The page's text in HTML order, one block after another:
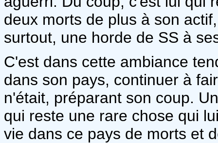
deux morts de plus à son
surtout, une horde de SS à
C'est dans cette ambiance
dans son pays, continuer à
n'était, préparant son coup.
qui reste une rare chose qui
vie dans ce pays de morts et